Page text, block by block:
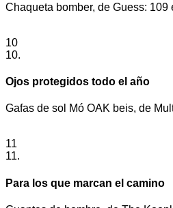
Chaqueta bomber, de Guess: 109
10
10.
Ojos protegidos todo el año
Gafas de sol Mó OAK beis, de
11
11.
Para los que marcan el camino